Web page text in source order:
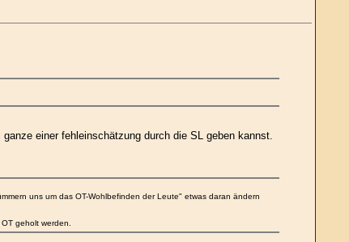
einer fehleinschätzung durch die SL geben kannst.
uns um das OT-Wohlbefinden der Leute" etwas daran ändern
geholt werden.